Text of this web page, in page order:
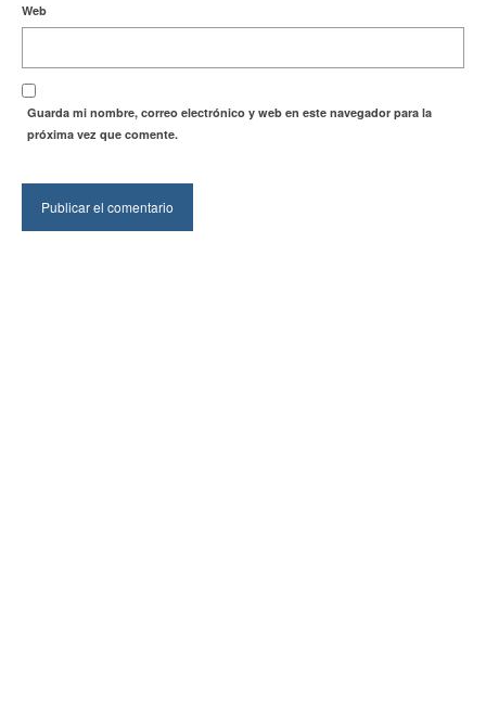
Web
Guarda mi nombre, correo electrónico y web en este navegador para la
próxima vez que comente.